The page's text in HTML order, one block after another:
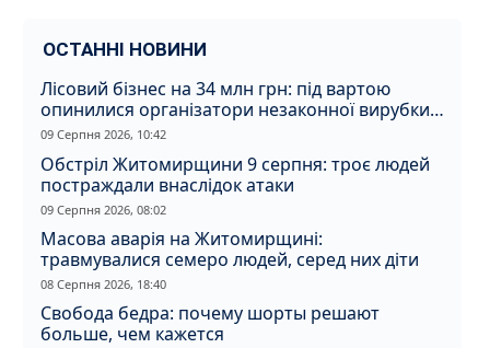
ОСТАННІ НОВИНИ
Лісовий бізнес на 34 млн грн: під вартою
опинилися організатори незаконної вирубки
на Житомирщині
09 Серпня 2026, 10:42
Обстріл Житомирщини 9 серпня: троє людей
постраждали внаслідок атаки
09 Серпня 2026, 08:02
Масова аварія на Житомирщині:
травмувалися семеро людей, серед них діти
08 Серпня 2026, 18:40
Свобода бедра: почему шорты решают
больше, чем кажется